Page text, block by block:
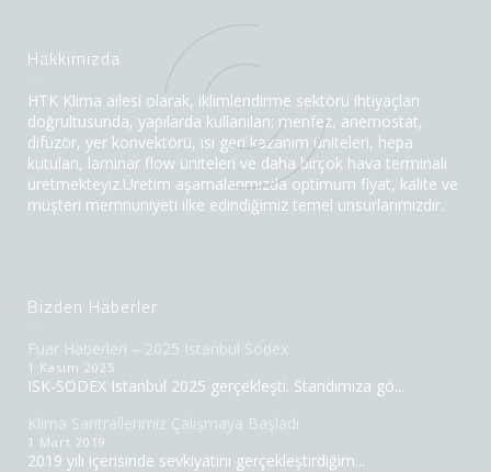
Hakkımızda
HTK Klima ailesi olarak, iklimlendirme sektörü ihtiyaçları
doğrultusunda, yapılarda kullanılan; menfez, anemostat,
difüzör, yer konvektörü, ısı geri kazanım üniteleri, hepa
kutuları, laminar flow üniteleri ve daha birçok hava terminali
üretmekteyiz.Üretim aşamalarımızda optimum fiyat, kalite ve
müşteri memnuniyeti ilke edindiğimiz temel unsurlarımızdır.
Bizden Haberler
Fuar Haberleri – 2025 Istanbul Sodex
1 Kasım 2025
ISK-SODEX Istanbul 2025 gerçekleşti. Standımıza gö...
Klima Santrallerimiz Çalışmaya Başladı
1 Mart 2019
2019 yılı içerisinde sevkiyatını gerçekleştirdiğim...